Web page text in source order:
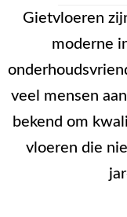
Gietvloeren
moderne
veel mensen
bekend om
vloeren die